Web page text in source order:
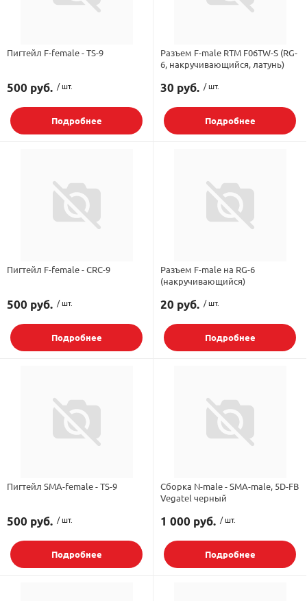
SIM инжекторы
Адаптеры для
Аттенюаторы,
Аксессуары
Грозозащита
Пульты
Пульты
Аксессуары
Грозозащита
Шкафы
сборки
Грозозащита
Детали
Инструмент
Пигтейл F-female - TS-9
500 руб. / шт.
Подробнее
Разъем F-male RTM F06TW-S (RG-
6, накручивающийся, латунь)
30 руб. / шт.
Подробнее
Пигтейл F-female - CRC-9
500 руб. / шт.
Подробнее
Разъем F-male на RG-6
(накручивающийся)
20 руб. / шт.
Подробнее
Пигтейл SMA-female - TS-9
500 руб. / шт.
Подробнее
Сборка N-male - SMA-male, 5D-FB
Vegatel черный
1 000 руб. / шт.
Подробнее